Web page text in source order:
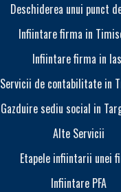
Deschiderea unui punct
Infiintare firma in
Infiintare firma in
Servicii de contabilitate in
Gazduire sediu social in
Alte Servicii
Etapele infiintarii unei
Infiintare PFA